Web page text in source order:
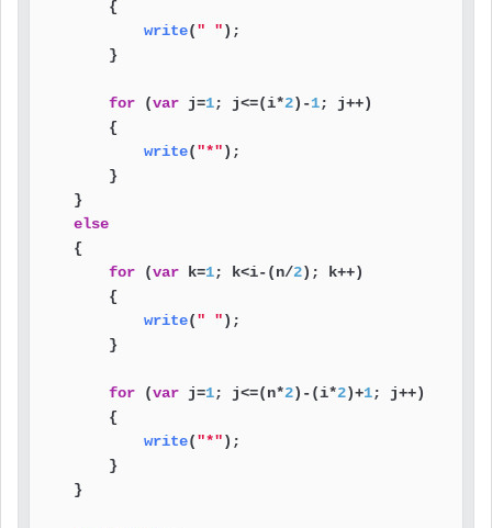
        {
write(" ");
        }
for (var j=1; j<=(i*2)-1; j++)
        {
write("*");
        }
    }
else
    {
for (var k=1; k<i-(n/2); k++)
        {
write(" ");
        }
for (var j=1; j<=(n*2)-(i*2)+1; j++)
        {
write("*");
        }
    }